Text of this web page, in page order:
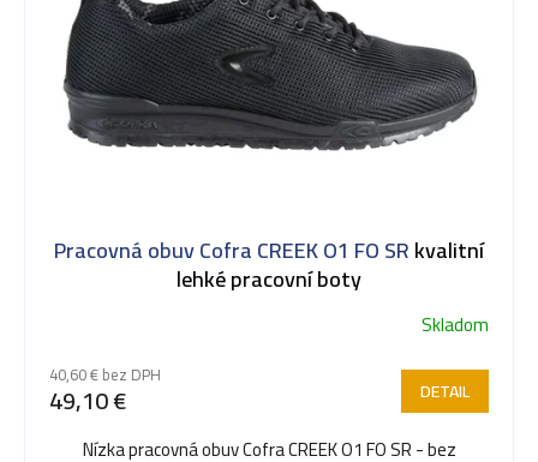
Pracovná obuv Cofra CREEK O1 FO SRkvalitní
lehké pracovní boty
Skladom
40,60 € bez DPH
49,10 € DETAIL
Nízka pracovná obuv Cofra CREEK O1 FO SR - bez